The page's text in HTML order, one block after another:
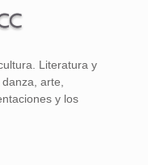
Literatura y
arte,
y los